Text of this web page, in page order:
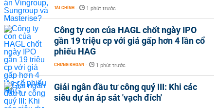
TÀI CHÍNH - 1 phút trước
Công ty con của HAGL chốt ngày IPO
gần 19 triệu cp với giá gấp hơn 4 lần cổ
phiếu HAG
CHỨNG KHOÁN - 1 phút trước
Giải ngân đầu tư công quý III: Khi các
siêu dự án áp sát 'vạch đích'